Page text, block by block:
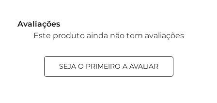
Avaliações
Este produto ainda não tem avaliações
SEJA O PRIMEIRO A AVALIAR